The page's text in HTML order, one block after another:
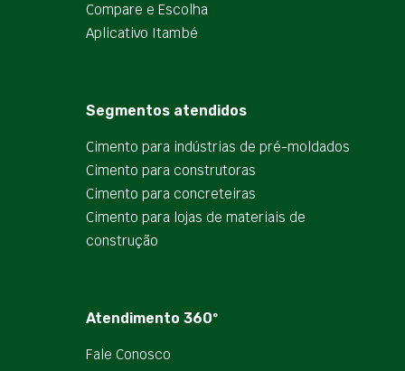
Compare e Escolha
Aplicativo Itambé
Segmentos atendidos
Cimento para indústrias de pré-moldados
Cimento para construtoras
Cimento para concreteiras
Cimento para lojas de materiais de
construção
Atendimento 360º
Fale Conosco